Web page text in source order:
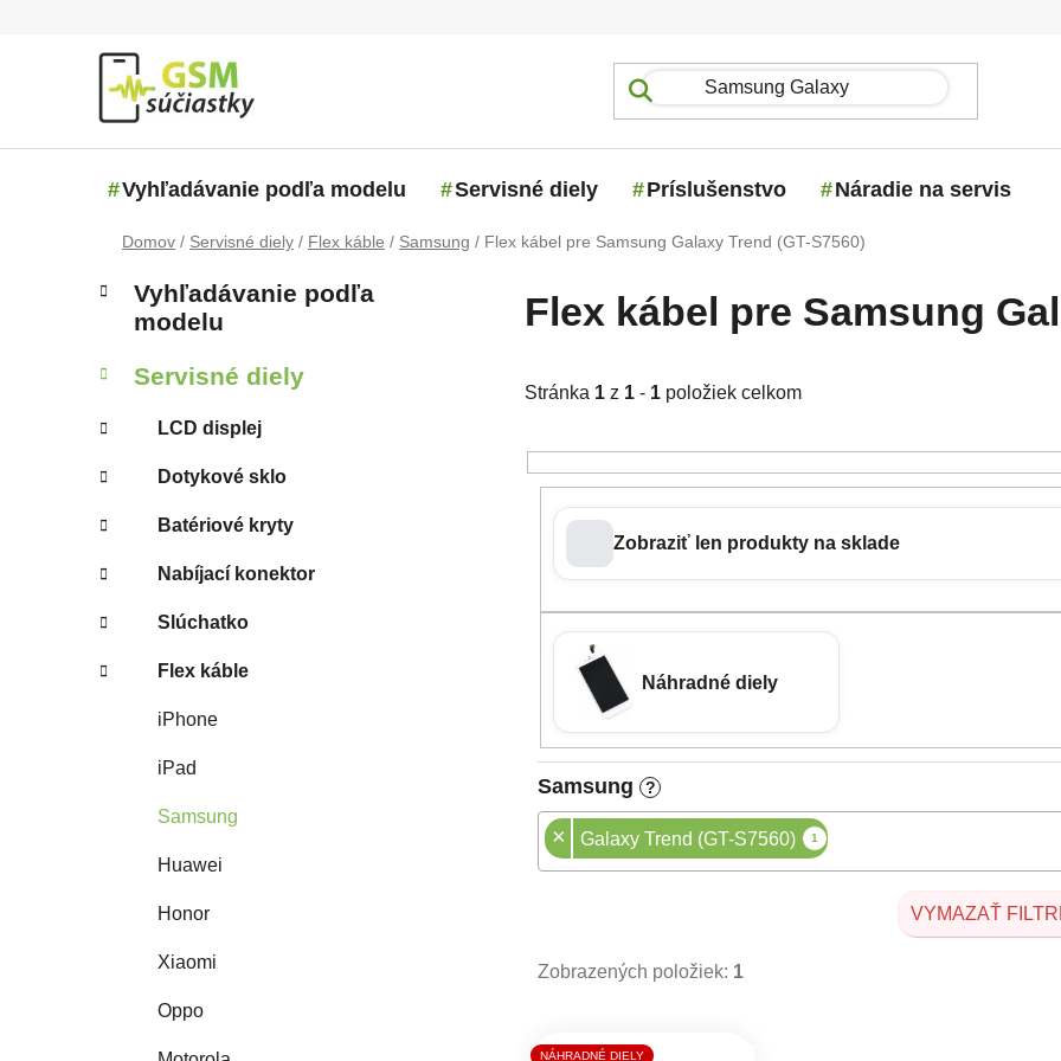
Vyhľadávanie podľa modelu Servisné diely Príslušenstvo Náradie na servis
Domov / Servisné diely / Flex káble / Samsung / Flex kábel pre Samsung Galaxy Trend (GT-S7560)
Bočný panel
Kategórie
Vyhľadávanie podľa
modelu
Servisné diely
LCD displej
Dotykové sklo
Batériové kryty
Nabíjací konektor
Slúchatko
Flex káble
iPhone
iPad
Samsung
Huawei
Honor
Xiaomi
Oppo
Flex kábel pre Samsung
Stránka 1 z 1 - 1 položiek celkom
Zobraziť len produkty na sklade
Náhradné diely
Samsung ?
× Galaxy Trend (GT-S7560) 1
VYMAZAŤ
Zobrazených položiek: 1
Výpis produktov
NÁHRADNÉ DIELY